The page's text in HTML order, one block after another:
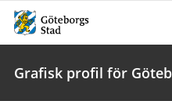
Grafisk profil för